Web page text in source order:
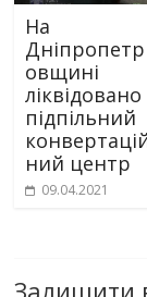
На
Дніпропетр
овщині
ліквідовано
підпільний
ний центр
09.04.2021